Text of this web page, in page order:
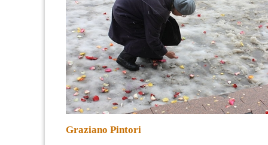
Graziano Pintori